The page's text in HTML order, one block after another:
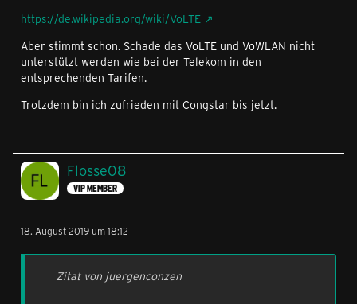
https://de.wikipedia.org/wiki/VoLTE
Aber stimmt schon. Schade das VoLTE und VoWLAN nicht
unterstützt werden wie bei der Telekom in den
entsprechenden Tarifen.
Trotzdem bin ich zufrieden mit Congstar bis jetzt.
Flosse08
VIP MEMBER
18. August 2019 um 18:12
Zitat von juergenconzen